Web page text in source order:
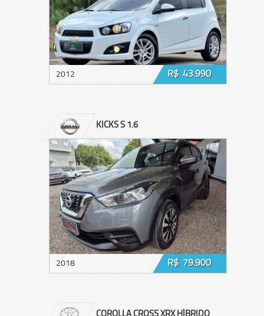
2012 R$ 43.990
KICKS S 1.6
2018 R$ 79.900
COROLLA CROSS XRX HÍBRIDO